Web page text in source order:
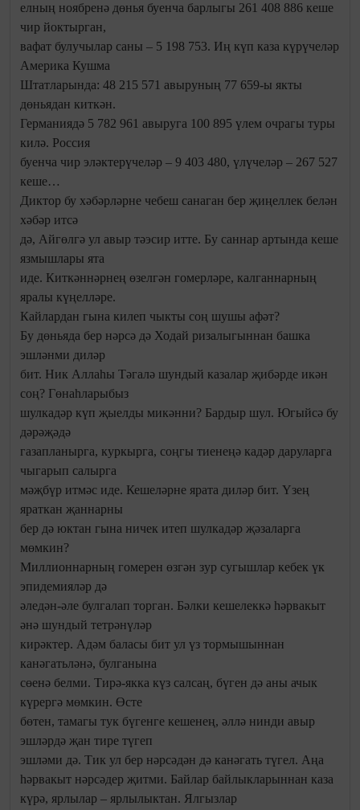
елның ноябренә дөнья буенча барлыгы 261 408 886 кеше
чир йоктырган,
вафат булучылар саны – 5 198 753. Иң күп каза күрүчеләр
Америка Кушма
Штатларында: 48 215 571 авыруның 77 659-ы якты
дөньядан киткән.
Германиядә 5 782 961 авыруга 100 895 үлем очрагы туры
килә. Россия
буенча чир эләктерүчеләр – 9 403 480, үлүчеләр – 267 527
кеше…
Диктор бу хәбәрләрне чебеш санаган бер җиңеллек белән
хәбәр итсә
дә, Айгөлгә ул авыр тәэсир итте. Бу саннар артында кеше
язмышлары ята
иде. Киткәннәрнең өзелгән гомерләре, калганнарның
яралы күңелләре.
Кайлардан гына килеп чыкты соң шушы афәт?
Бу дөньяда бер нәрсә дә Ходай ризалыгыннан башка
эшләнми диләр
бит. Ник Аллаһы Тәгалә шундый казалар җибәрде икән
соң? Гөнаһларыбыз
шулкадәр күп җыелды микәнни? Бардыр шул. Югыйсә бу
дәрәҗәдә
газапланырга, куркырга, соңгы тиенеңә кадәр даруларга
чыгарып салырга
мәҗбүр итмәс иде. Кешеләрне ярата диләр бит. Үзең
яраткан җаннарны
бер дә юктан гына ничек итеп шулкадәр җәзаларга
мөмкин?
Миллионнарның гомерен өзгән зур сугышлар кебек үк
эпидемияләр дә
әледән-әле булгалап торган. Бәлки кешелеккә һәрвакыт
әнә шундый тетрәнүләр
кирәктер. Адәм баласы бит ул үз тормышыннан
канәгатьләнә, булганына
сөенә белми. Тирә-якка күз салсаң, бүген дә аны ачык
күрергә мөмкин. Өсте
бөтен, тамагы тук бүгенге кешенең, әллә нинди авыр
эшләрдә җан тире түгеп
эшләми дә. Тик ул бер нәрсәдән дә канәгать түгел. Аңа
һәрвакыт нәрсәдер җитми. Байлар байлыкларыннан каза
күрә, ярлылар – ярлылыктан. Ялгызлар